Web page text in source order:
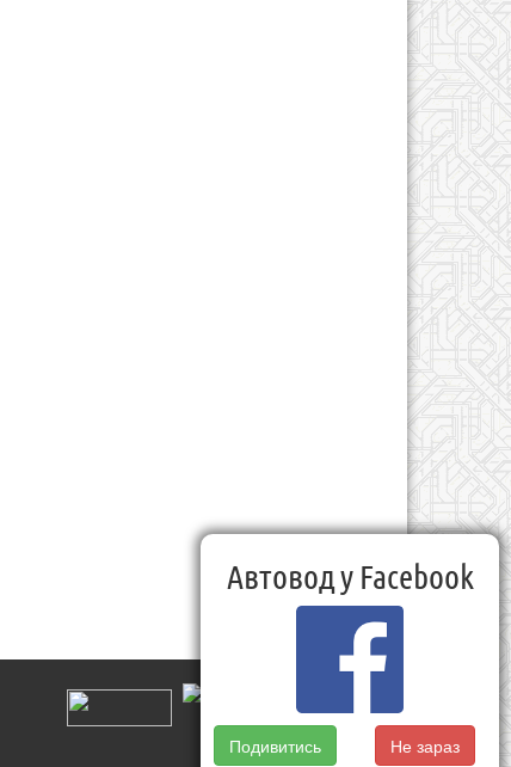
Автовод у Facebook
Подивитись Не зараз